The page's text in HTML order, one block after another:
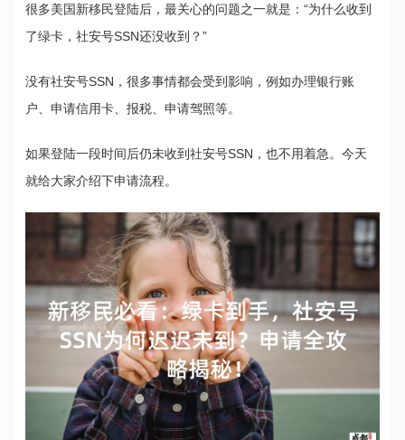
很多美国新移民登陆后，最关心的问题之一就是：“为什么收到
了绿卡，社安号SSN还没收到？”
没有社安号SSN，很多事情都会受到影响，例如办理银行账
户、申请信用卡、报税、申请驾照等。
如果登陆一段时间后仍未收到社安号SSN，也不用着急。今天
就给大家介绍下申请流程。